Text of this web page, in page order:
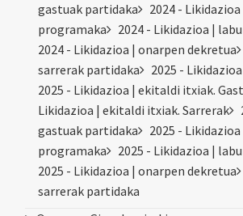
gastuak partidaka
2024 -
programaka
2024 - Likidazioa |
2024 - Likidazioa | onarpen dekretua
sarrerak partidaka
2025 -
2025 - Likidazioa | ekitaldi itxiak.
Likidazioa | ekitaldi itxiak. Sarrerak
gastuak partidaka
2025 -
programaka
2025 - Likidazioa |
2025 - Likidazioa | onarpen dekretua
sarrerak partidaka